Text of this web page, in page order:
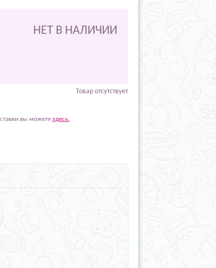
НЕТ В НАЛИЧИИ
Товар отсутствует
вы можете здесь.